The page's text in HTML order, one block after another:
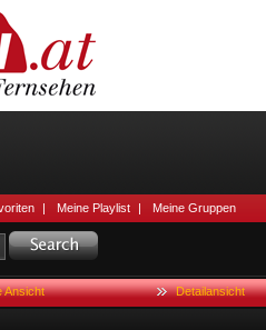
| Meine Playlist | Meine Gruppen
Ansicht Detailansicht